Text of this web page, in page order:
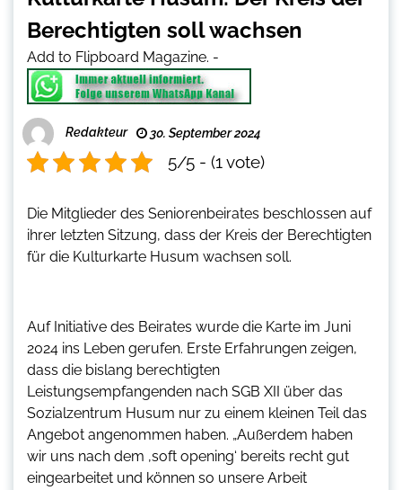
Berechtigten soll wachsen
Add to Flipboard Magazine. -
Redakteur 30. September 2024
5/5 - (1 vote)
Die Mitglieder des Seniorenbeirates beschlossen auf
ihrer letzten Sitzung, dass der Kreis der Berechtigten
für die Kulturkarte Husum wachsen soll.
Auf Initiative des Beirates wurde die Karte im Juni
2024 ins Leben gerufen. Erste Erfahrungen zeigen,
dass die bislang berechtigten
Leistungsempfangenden nach SGB XII über das
Sozialzentrum Husum nur zu einem kleinen Teil das
Angebot angenommen haben. „Außerdem haben
wir uns nach dem ‚soft opening‘ bereits recht gut
eingearbeitet und können so unsere Arbeit